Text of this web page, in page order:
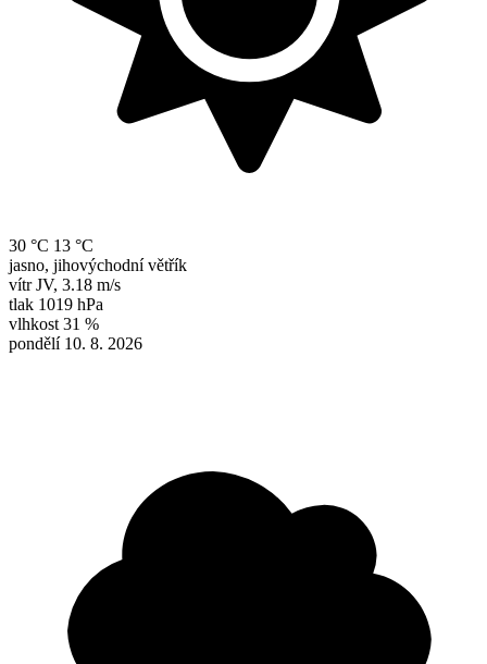
30 °C 13 °C
jasno, jihovýchodní větřík
vítr JV, 3.18 m/s
tlak 1019 hPa
vlhkost 31 %
pondělí 10. 8. 2026